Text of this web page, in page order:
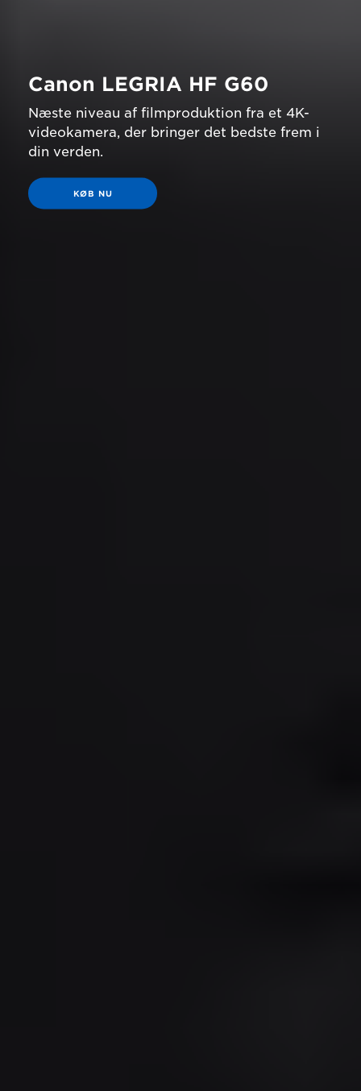
Canon LEGRIA HF G60
Næste niveau af filmproduktion fra et 4K-
videokamera, der bringer det bedste frem i
din verden.
KØB NU